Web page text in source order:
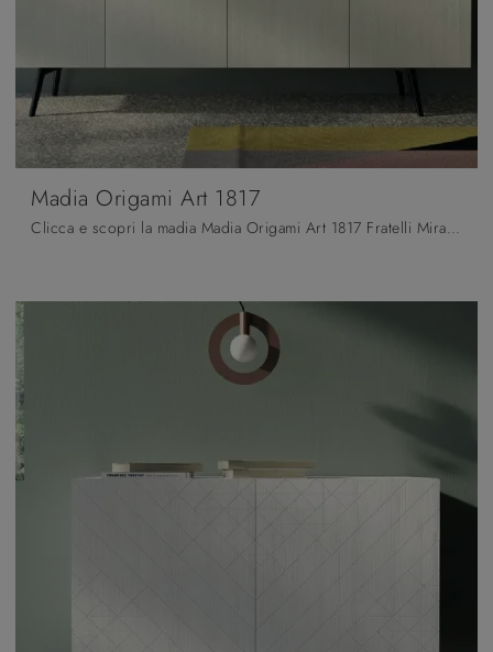
Madia Origami Art 1817
Clicca e scopri la madia Madia Origami Art 1817 Fratelli Mirandola: se vuoi mobili in legno laccato per stanze moderne, questa è la scelta ideale per ...